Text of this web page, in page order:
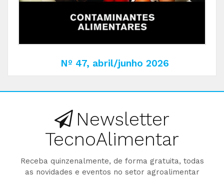
Nº 47, abril/junho 2026
Newsletter
TecnoAlimentar
Receba quinzenalmente, de forma gratuita, todas
as novidades e eventos no setor agroalimentar